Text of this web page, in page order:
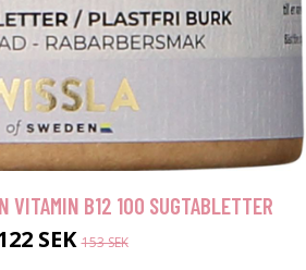
VITAMIN B12 100 SUGTABLETTER
SEK153 SEK